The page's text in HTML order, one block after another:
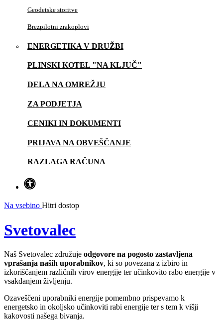
Geodetske storitve
Brezpilotni zrakoplovi
ENERGETIKA V DRUŽBI
PLINSKI KOTEL "NA KLJUČ"
DELA NA OMREŽJU
ZA PODJETJA
CENIKI IN DOKUMENTI
PRIJAVA NA OBVEŠČANJE
RAZLAGA RAČUNA
Na vsebino Hitri dostop
Svetovalec
Naš Svetovalec združuje odgovore na pogosto zastavljena
vprašanja naših uporabnikov, ki so povezana z izbiro in
izkoriščanjem različnih virov energije ter učinkovito rabo energije v
vsakdanjem življenju.
Ozaveščeni uporabniki energije pomembno prispevamo k
energetsko in okoljsko učinkoviti rabi energije ter s tem k višji
kakovosti našega bivanja.